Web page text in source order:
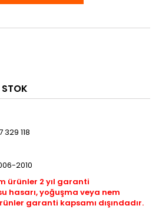
329 118
2010
ürünler 2 yıl garanti
hasarı, yoğuşma veya nem
garanti kapsamı dışındadır.